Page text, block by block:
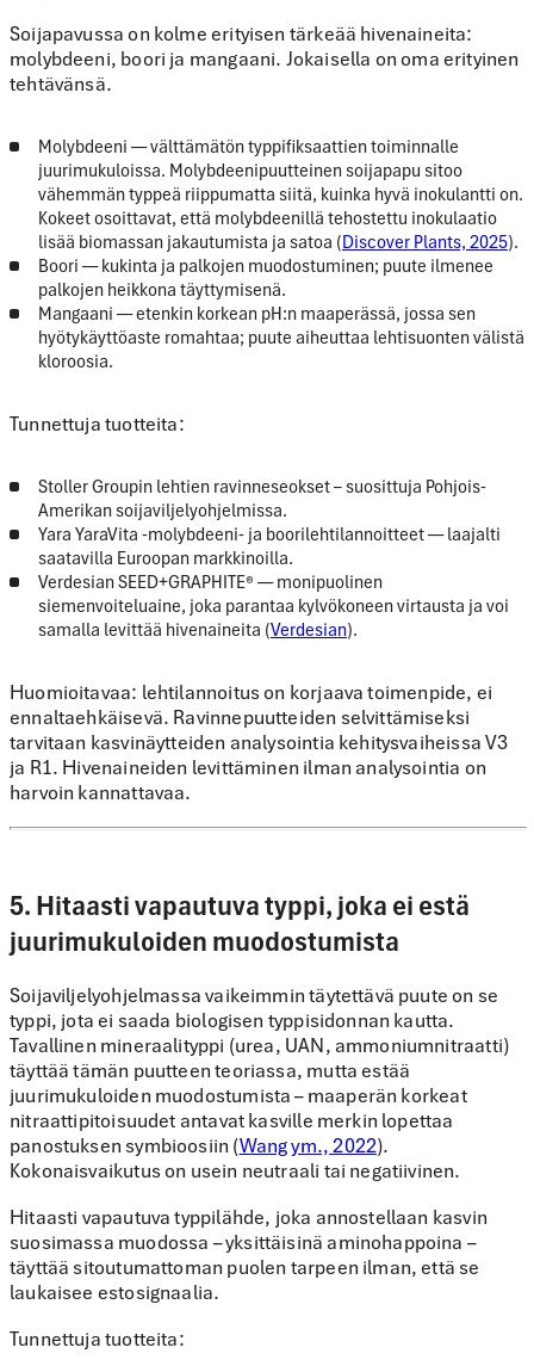
Soijapavussa on kolme erityisen tärkeää hivenaineita:
molybdeeni, boori ja mangaani. Jokaisella on oma erityinen
tehtävänsä.
Molybdeeni — välttämätön typpifiksaattien toiminnalle
juurimukuloissa. Molybdeenipuutteinen soijapapu sitoo
vähemmän typpeä riippumatta siitä, kuinka hyvä inokulantti on.
Kokeet osoittavat, että molybdeenillä tehostettu inokulaatio
lisää biomassan jakautumista ja satoa (Discover Plants, 2025).
Boori — kukinta ja palkojen muodostuminen; puute ilmenee
palkojen heikkona täyttymisenä.
Mangaani — etenkin korkean pH:n maaperässä, jossa sen
hyötykäyttöaste romahtaa; puute aiheuttaa lehtisuonten välistä
kloroosia.
Tunnettuja tuotteita:
Stoller Groupin lehtien ravinneseokset– suosittuja Pohjois-
Amerikan soijaviljelyohjelmissa.
Yara YaraVita -molybdeeni- ja boorilehtilannoitteet— laajalti
saatavilla Euroopan markkinoilla.
Verdesian SEED+GRAPHITE® — monipuolinen
siemenvoiteluaine, joka parantaa kylvökoneen virtausta ja voi
samalla levittää hivenaineita (Verdesian).
Huomioitavaa: lehtilannoitus on korjaava toimenpide, ei
ennaltaehkäisevä. Ravinnepuutteiden selvittämiseksi
tarvitaan kasvinäytteiden analysointia kehitysvaiheissa V3
ja R1. Hivenaineiden levittäminen ilman analysointia on
harvoin kannattavaa.
5. Hitaasti vapautuva typpi, joka ei estä
juurimukuloiden muodostumista
Soijaviljelyohjelmassa vaikeimmin täytettävä puute on se
typpi, jota ei saada biologisen typpisidonnan kautta.
Tavallinen mineraalityppi (urea, UAN, ammoniumnitraatti)
täyttää tämän puutteen teoriassa, mutta estää
juurimukuloiden muodostumista– maaperän korkeat
nitraattipitoisuudet antavat kasville merkin lopettaa
panostuksen symbioosiin (Wang ym., 2022).
Kokonaisvaikutus on usein neutraali tai negatiivinen.
Hitaasti vapautuva typpilähde, joka annostellaan kasvin
suosimassa muodossa – yksittäisinä aminohappoina –
täyttää sitoutumattoman puolen tarpeen ilman, että se
laukaisee estosignaalia.
Tunnettuja tuotteita: